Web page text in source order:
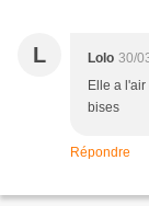
L Lolo 30/
Elle a
bises
Répondre